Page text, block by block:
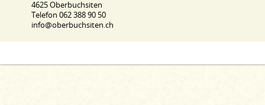
4625 Oberbuchsiten
Telefon 062 388 90 50
info@oberbuchsiten.ch